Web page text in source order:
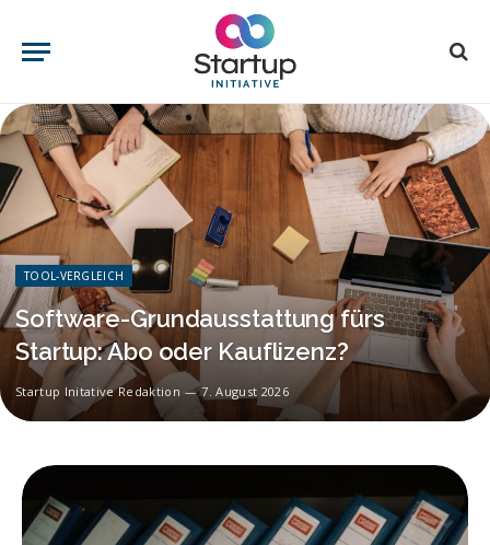
TOOL-VERGLEICH
Software-Grundausstattung fürs
Startup: Abo oder Kauflizenz?
Startup Initative Redaktion 7. August 2026